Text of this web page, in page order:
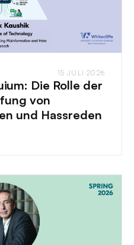
15 JULI 2026
Die Rolle der
von
und Hassreden